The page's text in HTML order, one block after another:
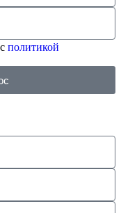
политикой